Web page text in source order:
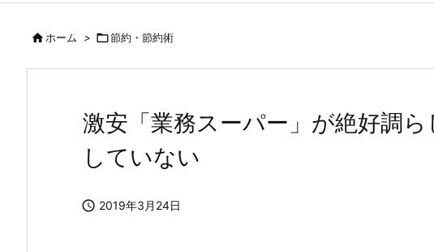
ホーム > 節約・節約術
激安「業務スーパー」が絶好調
していない
 2019年3月24日